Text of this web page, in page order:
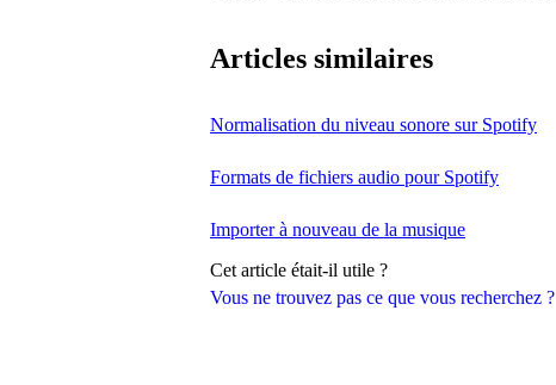
Vous ne trouvez pas ce que vous recherchez ?
Articles similaires
Normalisation du niveau sonore sur Spotify
Formats de fichiers audio pour Spotify
Importer à nouveau de la musique
Cet article était-il utile ?